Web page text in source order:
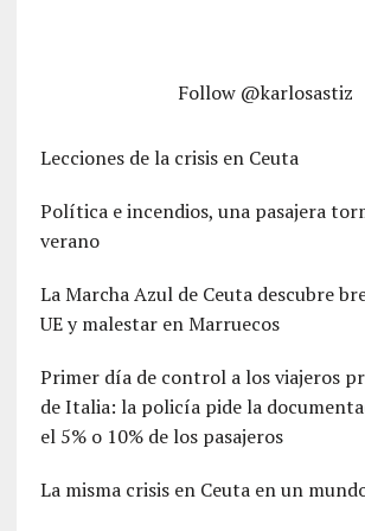
Follow @karlosastiz
Lecciones de la crisis en Ceuta
Política e incendios, una pasajera
verano
La Marcha Azul de Ceuta descubre
UE y malestar en Marruecos
Primer día de control a los viajeros
de Italia: la policía pide la
el 5% o 10% de los pasajeros
La misma crisis en Ceuta en un